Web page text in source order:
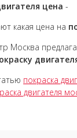
цена -
какая цена на
Москва
покраска
двигателя